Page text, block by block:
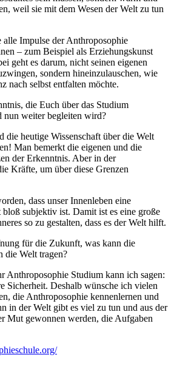
weil sie mit dem Wesen der Welt zu tun
Impulse der Anthroposophie
– zum Beispiel als Erziehungskunst
geht es darum, nicht seinen eigenen
sondern hineinzulauschen, wie
nach selbst entfalten möchte.
die Euch über das Studium
nun weiter begleiten wird?
die heutige Wissenschaft über die Welt
Man bemerkt die eigenen und die
der Erkenntnis. Aber in der
Kräfte, um über diese Grenzen
dass unser Innenleben eine
subjektiv ist. Damit ist es eine große
so zu gestalten, dass es der Welt hilft.
für die Zukunft, was kann die
die Welt tragen?
Anthroposophie Studium kann ich sagen:
Sicherheit. Deshalb wünsche ich vielen
die Anthroposophie kennenlernen und
in der Welt gibt es viel zu tun und aus der
Mut gewonnen werden, die Aufgaben